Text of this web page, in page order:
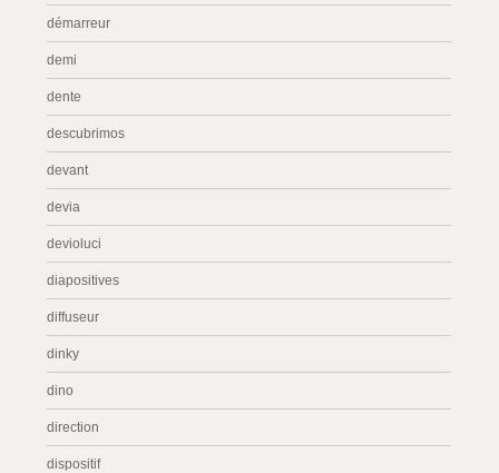
démarreur
demi
dente
descubrimos
devant
devia
devioluci
diapositives
diffuseur
dinky
dino
direction
dispositif